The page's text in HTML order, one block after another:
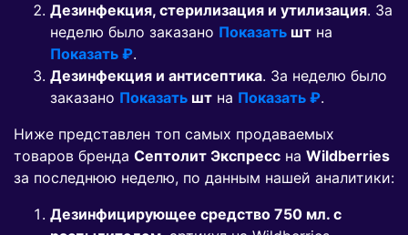
Дезинфекция, стерилизация и утилизация. За
неделю было заказано Показать шт на
Показать ₽.
Дезинфекция и антисептика. За неделю было
заказано Показать шт на Показать ₽.
Ниже представлен топ самых продаваемых
товаров бренда Септолит Экспресс на Wildberries
за последнюю неделю, по данным нашей аналитики:
Дезинфицирующее средство 750 мл. с